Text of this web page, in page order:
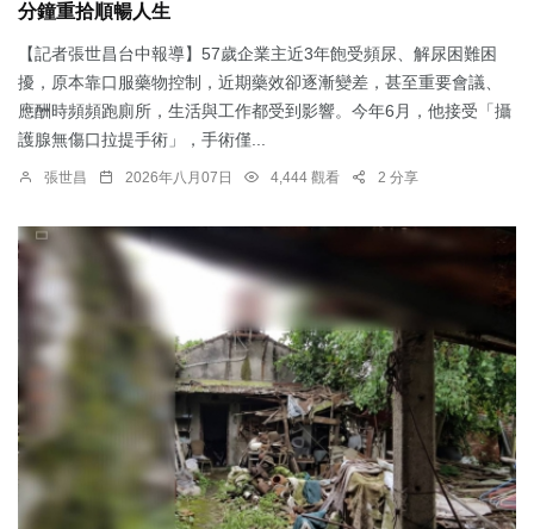
分鐘重拾順暢人生
【記者張世昌台中報導】57歲企業主近3年飽受頻尿、解尿困難困
擾，原本靠口服藥物控制，近期藥效卻逐漸變差，甚至重要會議、
應酬時頻頻跑廁所，生活與工作都受到影響。今年6月，他接受「攝
護腺無傷口拉提手術」，手術僅...
張世昌 2026年八月07日 4,444 觀看 2 分享